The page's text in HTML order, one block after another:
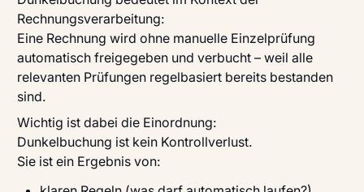
Rechnungsverarbeitung:
Eine Rechnung wird ohne manuelle Einzelprüfung
automatisch freigegeben und verbucht – weil alle
relevanten Prüfungen regelbasiert bereits bestanden
sind.
Wichtig ist dabei die Einordnung:
Dunkelbuchung ist kein Kontrollverlust.
Sie ist ein Ergebnis von: